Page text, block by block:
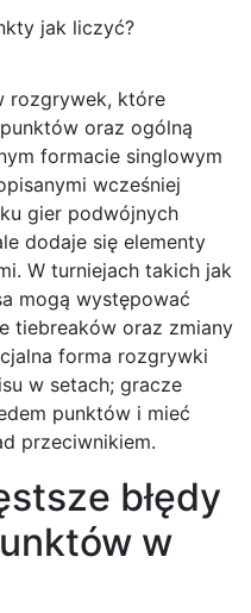
jak liczyć?
rozgrywek, które
oraz ogólną
formacie singlowym
wcześniej
gier podwójnych
dodaje się elementy
W turniejach takich jak
mogą występować
tiebreaków oraz zmiany
forma rozgrywki
w setach; gracze
punktów i mieć
przeciwnikiem.
błędy
w